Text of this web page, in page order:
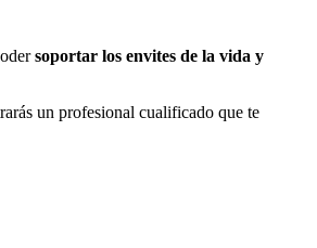
soportar los envites de la vida y
un profesional cualificado que te